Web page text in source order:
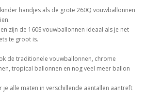
handjes als de grote 260Q vouwballonnen
zijn de 160S vouwballonnen ideaal als je net
te groot is.
de traditionele vouwballonnen, chrome
tropical ballonnen en nog veel meer ballon
je alle maten in verschillende aantallen aantreft